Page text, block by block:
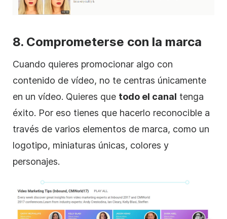
8. Comprometerse con la marca
Cuando quieres promocionar algo con
contenido de vídeo, no te centras únicamente
en un vídeo. Quieres que todo el canal tenga
éxito. Por eso tienes que hacerlo reconocible a
través de varios elementos de marca, como un
logotipo, miniaturas únicas, colores y
personajes.